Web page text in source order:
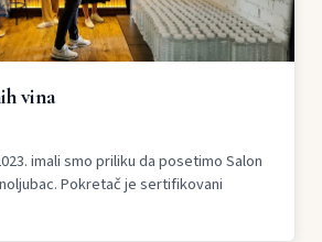
vina
imali smo priliku da posetimo Salon
Pokretač je sertifikovani